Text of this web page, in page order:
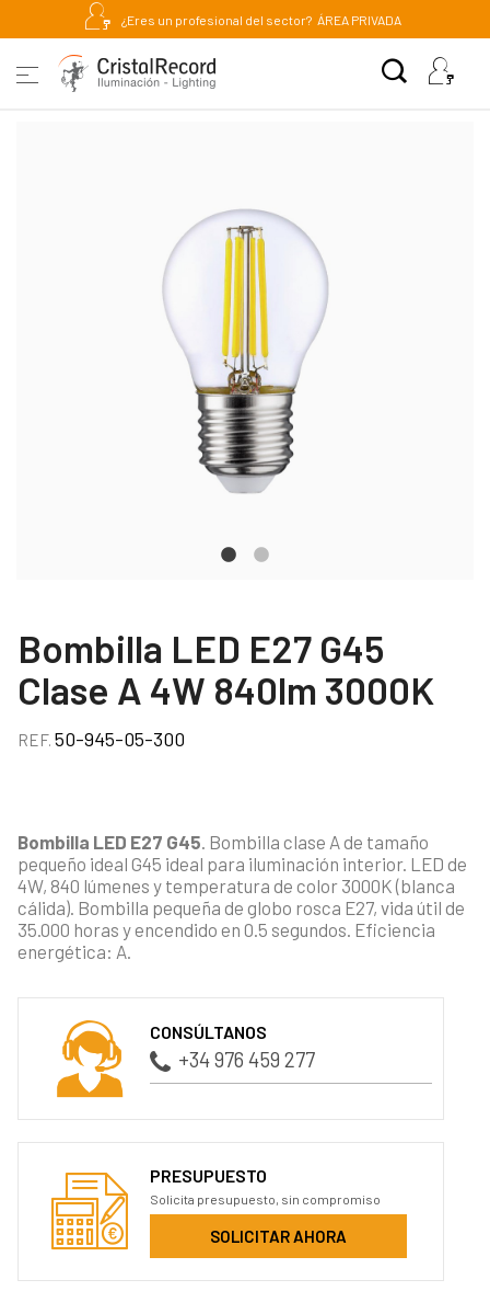
¿Eres un profesional del sector? ÁREA PRIVADA
Bombilla LED E27 G45
Clase A 4W 840lm 3000K
REF. 50-945-05-300
Bombilla LED E27 G45 . Bombilla clase A de tamaño
pequeño ideal G45 ideal para iluminación interior. LED de
4W, 840 lúmenes y temperatura de color 3000K (blanca
cálida). Bombilla pequeña de globo rosca E27, vida útil de
35.000 horas y encendido en 0.5 segundos. Eficiencia
energética: A.
CONSÚLTANOS
+34 976 459 277
PRESUPUESTO
Solicita presupuesto, sin compromiso
SOLICITAR AHORA